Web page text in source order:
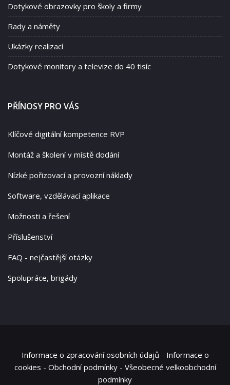
Dotykové obrazovky pro školy a firmy
Rady a náměty
Ukázky realizací
Dotykové monitory a televize do 40 tisíc
PŘÍNOSY PRO VÁS
Klíčové digitální kompetence RVP
Montáž a školení v místě dodání
Nízké pořizovací a provozní náklady
Software, vzdělávací aplikace
Možnosti a řešení
Příslušenství
FAQ - nejčastější otázky
Spolupráce, brigády
Informace o zpracování osobních údajů - Informace o
cookies - Obchodní podmínky- Všeobecné velkoobchodní
podmínky